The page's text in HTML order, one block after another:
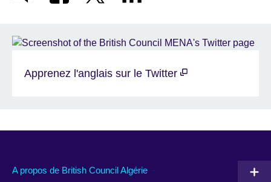
Apprenez l'anglais sur le Twitter
A propos de British Council Algérie